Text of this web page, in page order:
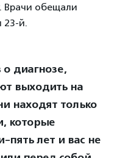
Врачи обещали
23-й.
диагнозе,
выходить на
находят только
которые
лет и вас не